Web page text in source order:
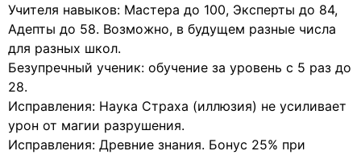
Учителя навыков: Мастера до 100, Эксперты до 84,
Адепты до 58. Возможно, в будущем разные числа
для разных школ.
Безупречный ученик: обучение за уровень с 5 раз до
28.
Исправления: Наука Страха (иллюзия) не усиливает
урон от магии разрушения.
Исправления: Древние знания. Бонус 25% при